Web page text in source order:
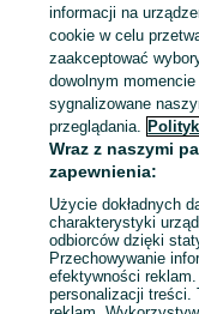
KATEGORIA
ID:603591557
Zadzwoń /
informacji na
cookie w celu
zaakceptować
dowolnym
sygnalizowane
przeglądania.
Wraz z naszymi
zapewnienia:
Użycie dokładnych
charakterystyki
odbiorców dzięki
Przechowywanie
efektywności
personalizacji treści.